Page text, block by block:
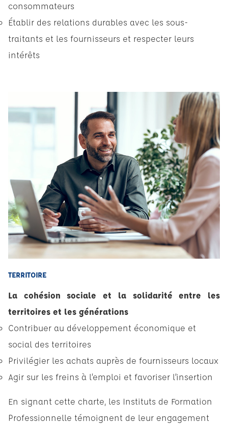
consommateurs
Établir des relations durables avec les sous-
traitants et les fournisseurs et respecter leurs
intérêts
TERRITOIRE
La cohésion sociale et la solidarité entre les
territoires et les générations
Contribuer au développement économique et
social des territoires
Privilégier les achats auprès de fournisseurs locaux
Agir sur les freins à l’emploi et favoriser l’insertion
En signant cette charte, les Instituts de Formation
Professionnelle témoignent de leur engagement